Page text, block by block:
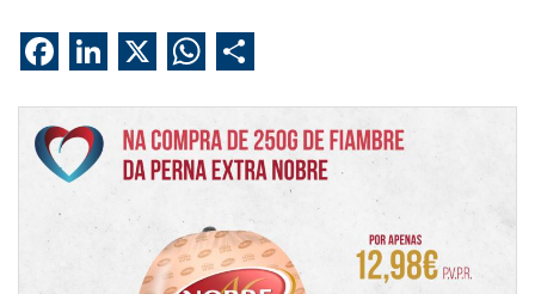
FacebookLinkedIn WhatsApp